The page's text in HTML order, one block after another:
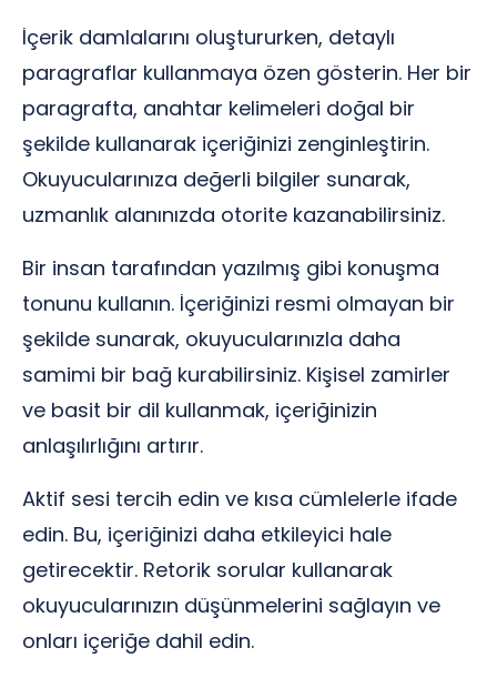
İçerik damlalarını oluştururken, detaylı
paragraflar kullanmaya özen gösterin. Her bir
paragrafta, anahtar kelimeleri doğal bir
şekilde kullanarak içeriğinizi zenginleştirin.
Okuyucularınıza değerli bilgiler sunarak,
uzmanlık alanınızda otorite kazanabilirsiniz.
Bir insan tarafından yazılmış gibi konuşma
tonunu kullanın. İçeriğinizi resmi olmayan bir
şekilde sunarak, okuyucularınızla daha
samimi bir bağ kurabilirsiniz. Kişisel zamirler
ve basit bir dil kullanmak, içeriğinizin
anlaşılırlığını artırır.
Aktif sesi tercih edin ve kısa cümlelerle ifade
edin. Bu, içeriğinizi daha etkileyici hale
getirecektir. Retorik sorular kullanarak
okuyucularınızın düşünmelerini sağlayın ve
onları içeriğe dahil edin.